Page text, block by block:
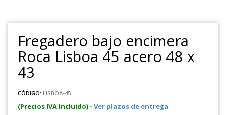
Fregadero bajo encimera
Roca Lisboa 45 acero 48 x
43
CÓDIGO: LISBOA-45
(Precios IVA Incluido) - Ver plazos de entrega